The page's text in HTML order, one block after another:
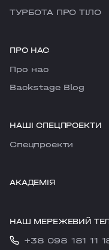
ТУРБОТА ПРО ТІЛО
ПРО НАС
Про нас
Backstage Blog
НАШІ СПЕЦПРОЕКТИ
Cпецпроекти
АКАДЕМІЯ
НАШ МЕРЕЖЕВИЙ
+38 098 181 11